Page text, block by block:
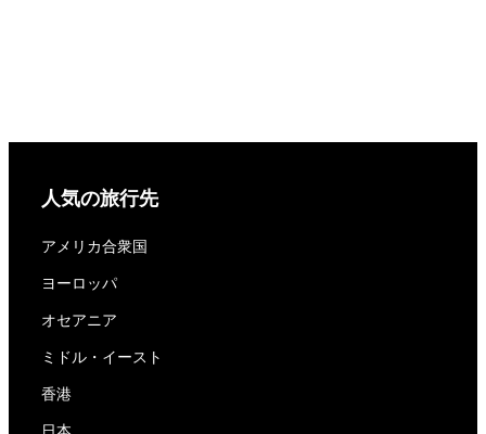
人気の旅行先
アメリカ合衆国
ヨーロッパ
オセアニア
ミドル・イースト
香港